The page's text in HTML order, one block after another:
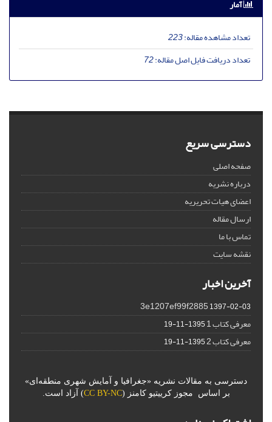
آمار
تعداد مشاهده مقاله:223
تعداد دریافت فایل اصل مقاله:72
دسترسی سریع
صفحه اصلی
درباره نشریه
اعضای هیات تحریریه
ارسال مقاله
تماس با ما
نقشه سایت
آخرین اخبار
3e1207ef99f28851397-02-03
معرفی کتاب 1 1395-11-19
معرفی کتاب 2 1395-11-19
دسترسی به مقالات نشریه «جغرافیا و آمایش شهری منطقه‌ای»
بر اساس مجوز کرییتیو کامنز (CC BY-NC) آزاد است.